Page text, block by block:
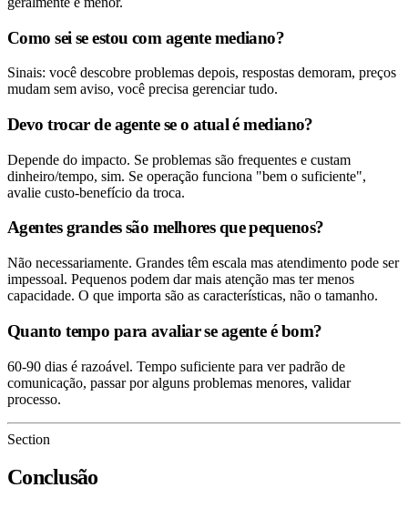
Como sei se estou com agente mediano?
Sinais: você descobre problemas depois, respostas demoram, preços
mudam sem aviso, você precisa gerenciar tudo.
Devo trocar de agente se o atual é mediano?
Depende do impacto. Se problemas são frequentes e custam
dinheiro/tempo, sim. Se operação funciona "bem o suficiente",
avalie custo-benefício da troca.
Agentes grandes são melhores que pequenos?
Não necessariamente. Grandes têm escala mas atendimento pode ser
impessoal. Pequenos podem dar mais atenção mas ter menos
capacidade. O que importa são as características, não o tamanho.
Quanto tempo para avaliar se agente é bom?
60-90 dias é razoável. Tempo suficiente para ver padrão de
comunicação, passar por alguns problemas menores, validar
processo.
Section
Conclusão